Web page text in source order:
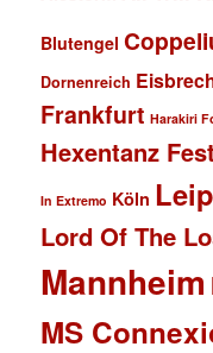
Blutengel
Dornenreich
Frankfurt Harakiri
Hexentanz
In Extremo Köln
Lord Of The
Mannheim
MS